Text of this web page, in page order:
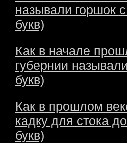
называли горшок
букв)
Как в начале
губернии
букв)
Как в прошлом
кадку для стока
букв)